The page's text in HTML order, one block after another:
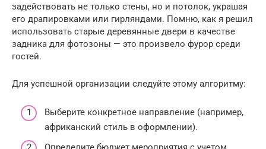
задействовать не только стены, но и потолок, украшая
его драпировками или гирляндами. Помню, как я решил
использовать старые деревянные двери в качестве
задника для фотозоны — это произвело фурор среди
гостей.
Для успешной организации следуйте этому алгоритму:
Выберите конкретное направление (например,
африканский стиль в оформлении).